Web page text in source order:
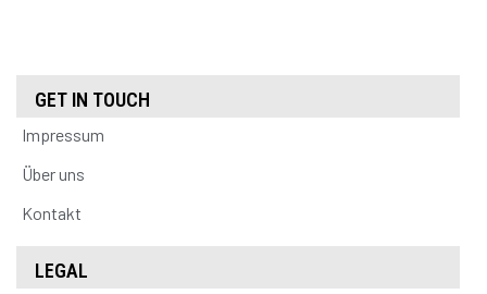
GET IN TOUCH
Impressum
Über uns
Kontakt
LEGAL